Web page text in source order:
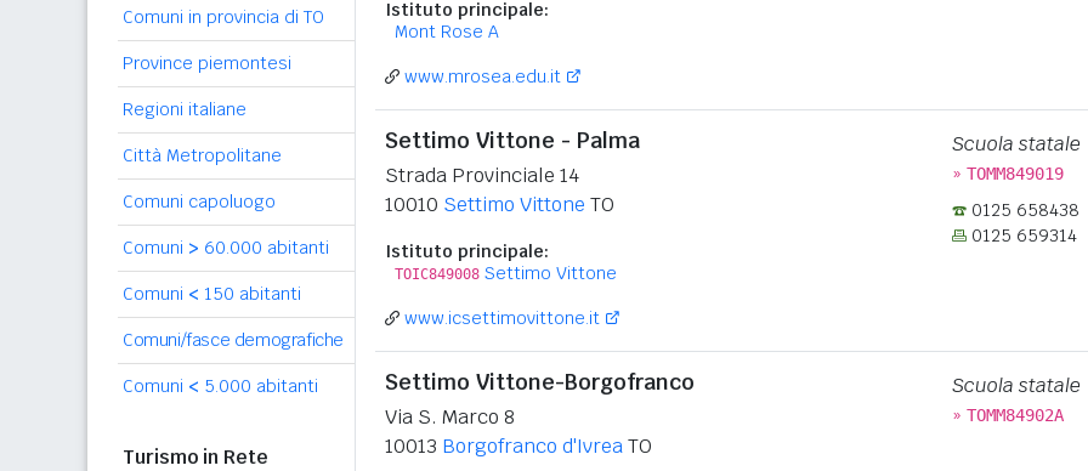
Comuni in provincia di TO
Province piemontesi
Regioni italiane
Città Metropolitane
Comuni capoluogo
Comuni > 60.000 abitanti
Comuni < 150 abitanti
Comuni/fasce demografiche
Comuni < 5.000 abitanti
Turismo in Rete
Istituto principale:
Mont Rose A
www.mrosea.edu.it
Settimo Vittone - Palma
Strada Provinciale 14
10010 Settimo Vittone TO
Istituto principale:
TOIC849008 Settimo Vittone
Scuola statale
» TOMM849019
0125 658438
0125 659314
www.icsettimovittone.it
Settimo Vittone-Borgofranco
Via S. Marco 8
10013 Borgofranco d'IvreaTO
Scuola statale
» TOMM84902A